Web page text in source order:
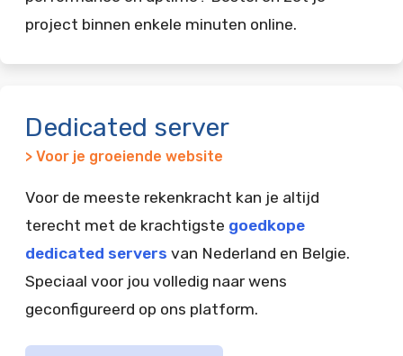
project binnen enkele minuten online.
Dedicated server
> Voor je groeiende website
Voor de meeste rekenkracht kan je altijd
terecht met de krachtigste goedkope
dedicated servers van Nederland en Belgie.
Speciaal voor jou volledig naar wens
geconfigureerd op ons platform.